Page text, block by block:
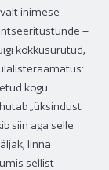
inimese
–
kokkusurutud,
kogu
„üksindust
siin aga selle
linna
sellist